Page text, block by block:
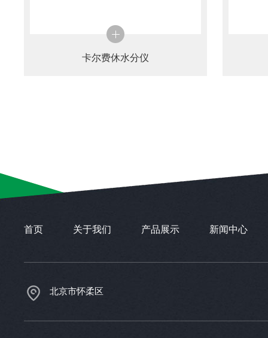
卡尔费休水分仪
首页 关于我们 产品展示 新闻中心
北京市怀柔区